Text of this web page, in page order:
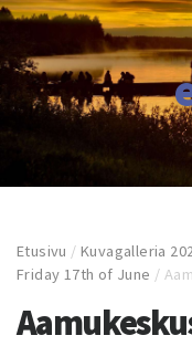
Etusivu /Kuvagalleria
Friday 17th of June /